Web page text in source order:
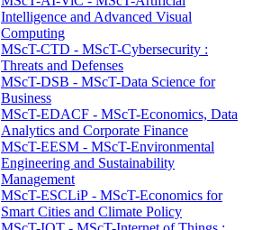
Intelligence and Advanced Visual
Computing
MScT-CTD - MScT-Cybersecurity :
Threats and Defenses
MScT-DSB - MScT-Data Science for
Business
MScT-EDACF - MScT-Economics, Data
Analytics and Corporate Finance
MScT-EESM - MScT-Environmental
Engineering and Sustainability
Management
MScT-ESCLiP - MScT-Economics for
Smart Cities and Climate Policy